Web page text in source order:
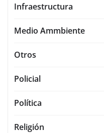
Infraestructura
Medio Ammbiente
Otros
Policial
Política
Religión